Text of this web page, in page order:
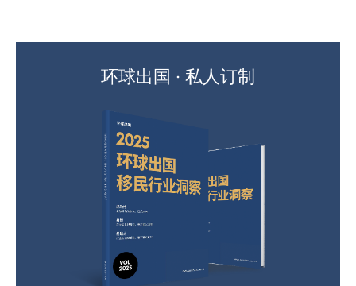
环球出国 · 私人订制